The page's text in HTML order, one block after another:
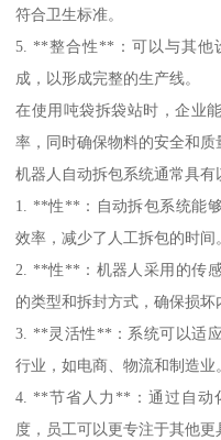
符合卫生标准。
5. **整合性**：可以与其他
成，以形成完整的生产线。
在使用吨袋拆袋站时，企业
率，同时确保物料的安全和质
机器人自动拆包系统通常具有
1. **性**：自动拆包系统能
效率，减少了人工拆包的时间
2. **性**：机器人采用的传
的类型和拆封方式，确保损坏
3. **灵活性**：系统可以适
行业，如电商、物流和制造业
4. **节省人力**：通过自动
度，员工可以更专注于其他更